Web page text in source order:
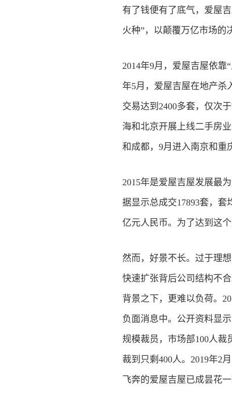
有了钱便有了底气，爱屋
火种”，以颠覆万亿市场的
2014年9月，爱屋吉屋依靠
年5月，爱屋吉屋在地产杀
交易达到2400多套，仅次
海和北京开展上线二手房
和成都，9月进入南京和重
2015年是爱屋吉屋发展最
据显示总成交17893套，套
亿元人民币。为了达到这
然而，好景不长。过于理
快速扩张背后公司结构不
背景之下，更难以负荷。
负面消息中。公开资料显
规模裁员，市场部100人裁
裁到只剩400人。2019年2
飞奔的爱屋吉屋已成昙花一